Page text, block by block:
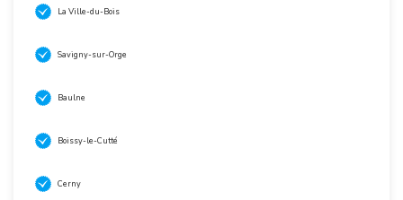
La Ville-du-Bois
Savigny-sur-Orge
Baulne
Boissy-le-Cutté
Cerny